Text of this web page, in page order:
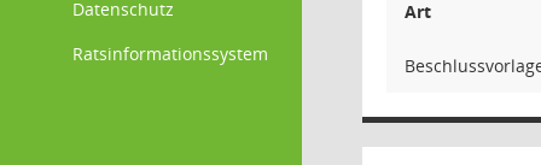
Datenschutz
Ratsinformationssystem
Art